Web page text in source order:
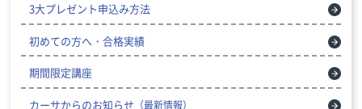
3大プレゼント申込み方法
初めての方へ・合格実績
期間限定講座
カーサからのお知らせ （最新情報）